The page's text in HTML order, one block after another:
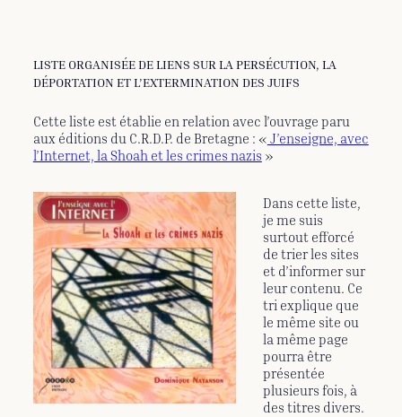
LISTE ORGANISÉE DE LIENS SUR LA PERSÉCUTION, LA
DÉPORTATION ET L’EXTERMINATION DES JUIFS
Cette liste est établie en relation avec l’ouvrage paru
aux éditions du C.R.D.P. de Bretagne : « J’enseigne, avec
l’Internet, la Shoah et les crimes nazis »
Dans cette liste,
je me suis
surtout efforcé
de trier les sites
et d’informer sur
leur contenu. Ce
tri explique que
le même site ou
la même page
pourra être
présentée
plusieurs fois, à
des titres divers.